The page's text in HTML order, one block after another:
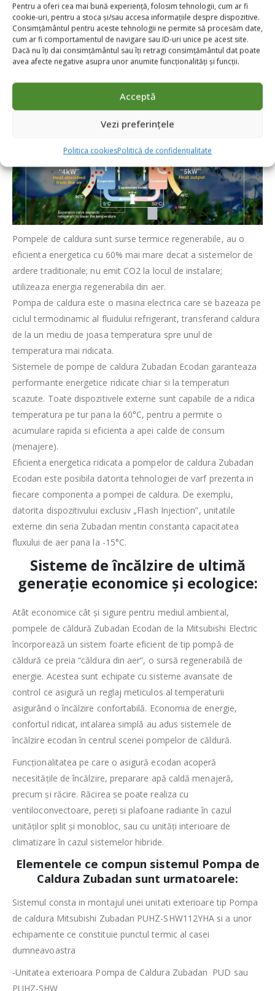
Pentru a oferi cea mai bună experiență, folosim tehnologii, cum ar fi
cookie-uri, pentru a stoca și/sau accesa informațiile despre dispozitive.
Consimțământul pentru aceste tehnologii ne permite să procesăm date,
cum ar fi comportamentul de navigare sau ID-uri unice pe acest site.
Dacă nu îți dai consimțământul sau îți retragi consimțământul dat poate
avea afecte negative asupra unor anumite funcționalități și funcții.
Acceptă
Vezi preferințele
Politica cookiesPolitică de confidențialitate
Nu emit CO2 la locul de instalare;
Utilizeaza energia regenerabila din aer.
Design nou si compact;
Inalta performanta datorita noului compresor;
Drenaj imbunatatit;
Pompele de caldura sunt surse termice regenerabile, au o
eficienta energetica cu 60% mai mare decat a sistemelor de
ardere traditionale; nu emit CO2 la locul de instalare;
utilizeaza energia regenerabila din aer.
Pompa de caldura este o masina electrica care se bazeaza pe
ciclul termodinamic al fluidului refrigerant, transferand caldura
de la un mediu de joasa temperatura spre unul de
temperatura mai ridicata.
Sistemele de pompe de caldura Zubadan Ecodan garanteaza
performante energetice ridicate chiar si la temperaturi
scazute. Toate dispozitivele externe sunt capabile de a ridica
temperatura pe tur pana la 60°C, pentru a permite o
acumulare rapida si eficienta a apei calde de consum
(menajere).
Eficienta energetica ridicata a pompelor de caldura Zubadan
Ecodan este posibila datorita tehnologiei de varf prezenta in
fiecare componenta a pompei de caldura. De exemplu,
datorita dispozitivului exclusiv „Flash Injection”, unitatile
externe din seria Zubadan mentin constanta capacitatea
fluxului de aer pana la -15°C.
Sisteme de încălzire de ultimă
generație economice și ecologice:
Atât economice cât și sigure pentru mediul ambiental,
pompele de căldură Zubadan Ecodan de la Mitsubishi Electric
încorporează un sistem foarte eficient de tip pompă de
căldură ce preia “căldura din aer“, o sursă regenerabilă de
energie. Acestea sunt echipate cu sisteme avansate de
control ce asigură un reglaj meticulos al temperaturii
asigurând o încălzire confortabilă. Economia de energie,
confortul ridicat, intalarea simplă au adus sistemele de
încălzire ecodan în centrul scenei pompelor de căldură.
Funcționalitatea pe care o asigură ecodan acoperă
necesitățile de încălzire, preparare apă caldă menajeră,
precum și răcire. Răcirea se poate realiza cu
ventiloconvectoare, pereți si plafoane radiante în cazul
unităților split și monobloc, sau cu unități interioare de
climatizare în cazul sistemelor hibride.
Elementele ce compun sistemul Pompa de
Caldura Zubadan sunt urmatoarele:
Sistemul consta in montajul unei unitati exterioare tip Pompa
de caldura Mitsubishi Zubadan PUHZ-SHW112YHA si a unor
echipamente ce constituie punctul termic al casei
dumneavoastra
-Unitatea exterioara Pompa de Caldura Zubadan PUD sau
PUHZ-SHW